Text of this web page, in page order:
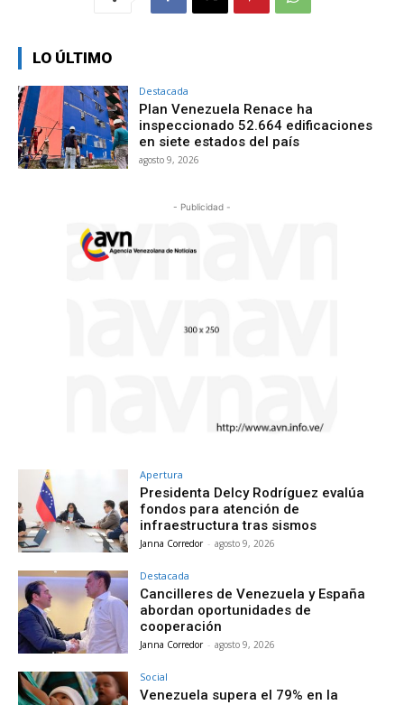
LO ÚLTIMO
Destacada
Plan Venezuela Renace ha
inspeccionado 52.664 edificaciones
en siete estados del país
agosto 9, 2026
- Publicidad -
Apertura
Presidenta Delcy Rodríguez evalúa
fondos para atención de
infraestructura tras sismos
Janna Corredor - agosto 9, 2026
Destacada
Cancilleres de Venezuela y España
abordan oportunidades de
cooperación
Janna Corredor - agosto 9, 2026
Social
Venezuela supera el 79% en la